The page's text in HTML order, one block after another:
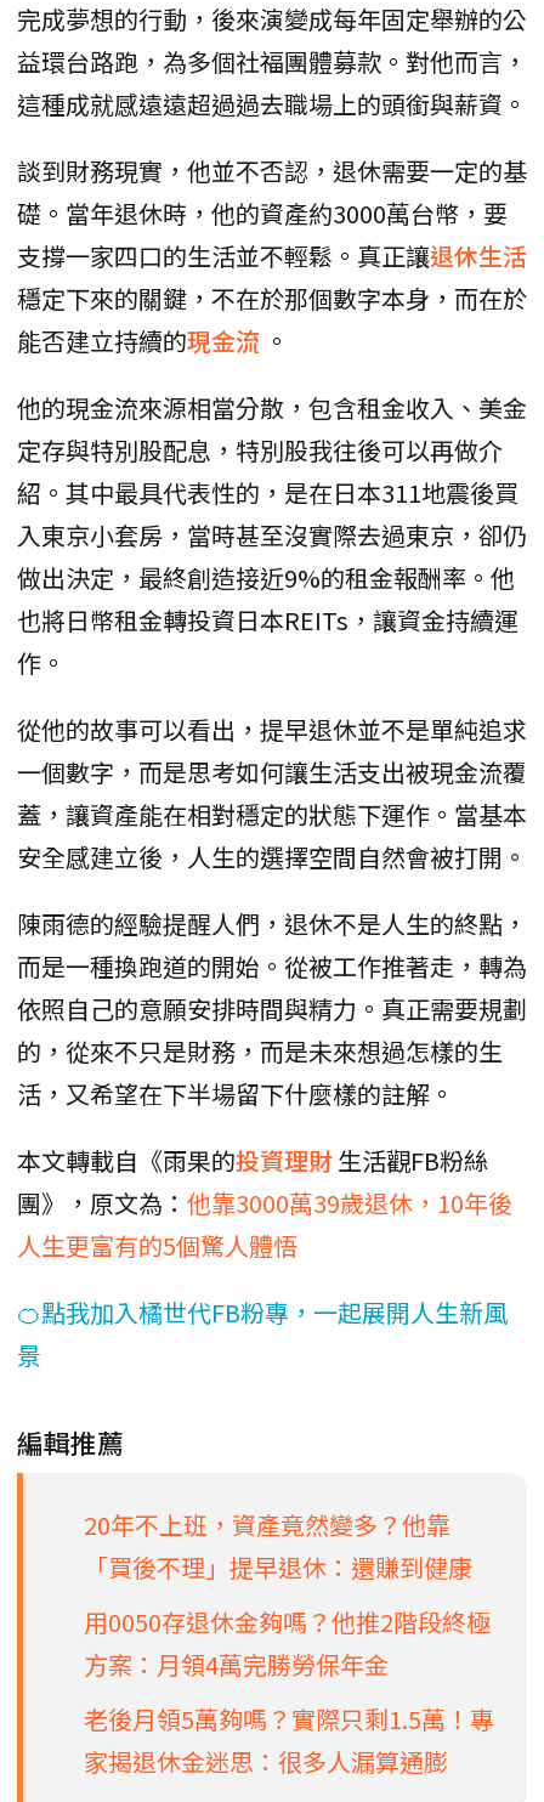
完成夢想的行動，後來演變成每年固定舉辦的公
益環台路跑，為多個社福團體募款。對他而言，
這種成就感遠遠超過過去職場上的頭銜與薪資。
談到財務現實，他並不否認，退休需要一定的基
礎。當年退休時，他的資產約3000萬台幣，要
支撐一家四口的生活並不輕鬆。真正讓退休生活
穩定下來的關鍵，不在於那個數字本身，而在於
能否建立持續的現金流 。
他的現金流來源相當分散，包含租金收入、美金
定存與特別股配息，特別股我往後可以再做介
紹。其中最具代表性的，是在日本311地震後買
入東京小套房，當時甚至沒實際去過東京，卻仍
做出決定，最終創造接近9%的租金報酬率。他
也將日幣租金轉投資日本REITs，讓資金持續運
作。
從他的故事可以看出，提早退休並不是單純追求
一個數字，而是思考如何讓生活支出被現金流覆
蓋，讓資產能在相對穩定的狀態下運作。當基本
安全感建立後，人生的選擇空間自然會被打開。
陳雨德的經驗提醒人們，退休不是人生的終點，
而是一種換跑道的開始。從被工作推著走，轉為
依照自己的意願安排時間與精力。真正需要規劃
的，從來不只是財務，而是未來想過怎樣的生
活，又希望在下半場留下什麼樣的註解。
本文轉載自《雨果的投資理財生活觀FB粉絲
團》，原文為： 他靠3000萬39歲退休，10年後
人生更富有的5個驚人體悟
🍊點我加入橘世代FB粉專，一起展開人生新風
景
編輯推薦
20年不上班，資產竟然變多？他靠
「買後不理」提早退休：還賺到健康
用0050存退休金夠嗎？他推2階段終極
方案：月領4萬完勝勞保年金
老後月領5萬夠嗎？實際只剩1.5萬！專
家揭退休金迷思：很多人漏算通膨